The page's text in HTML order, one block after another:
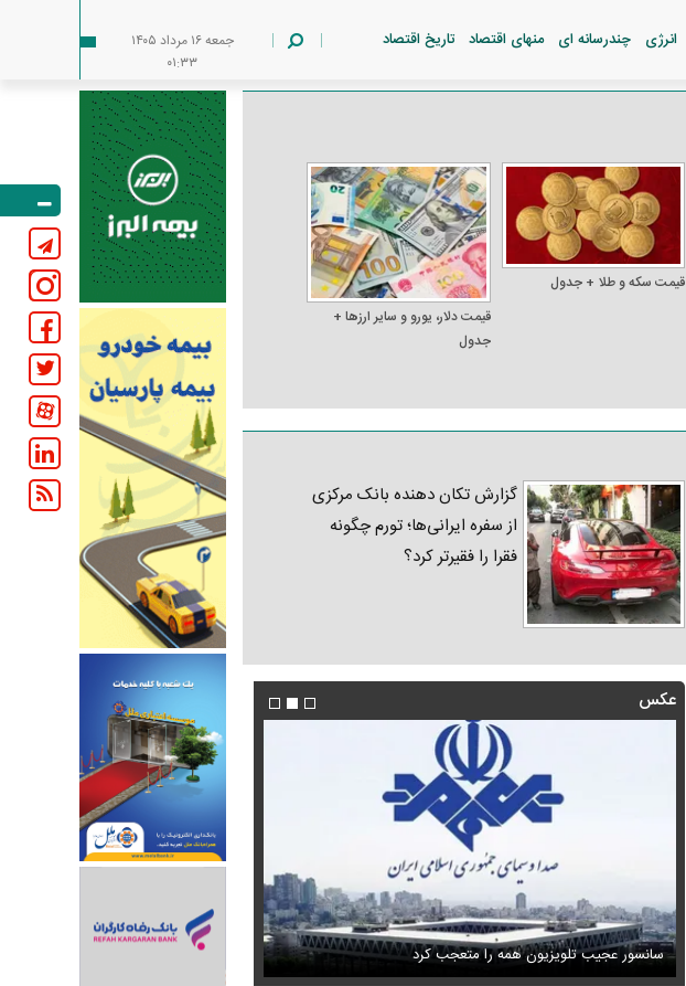
انرژی چندرسانه ای منهای اقتصاد تاریخ اقتصاد
جمعه ۱۶ مرداد ۱۴۰۵
۰۱:۳۳
قیمت سکه و طلا + جدول
قیمت دلار، یورو و سایر ارز‌ها +
جدول
گزارش تکان‌ دهنده بانک مرکزی
از سفره ایرانی‌ها؛ تورم چگونه
فقرا را فقیرتر کرد؟
حمله خلبانان ایرانی به پایگاه آمریکا بدون GPS
فیلم/ پزشکیان: اگر ارز ترجیحی را حذف
پیش می‌آمد
عکس
سانسور عجیب تلویزیون همه را متعجب کرد استایل جدید صابر ابر در فضای مجازی